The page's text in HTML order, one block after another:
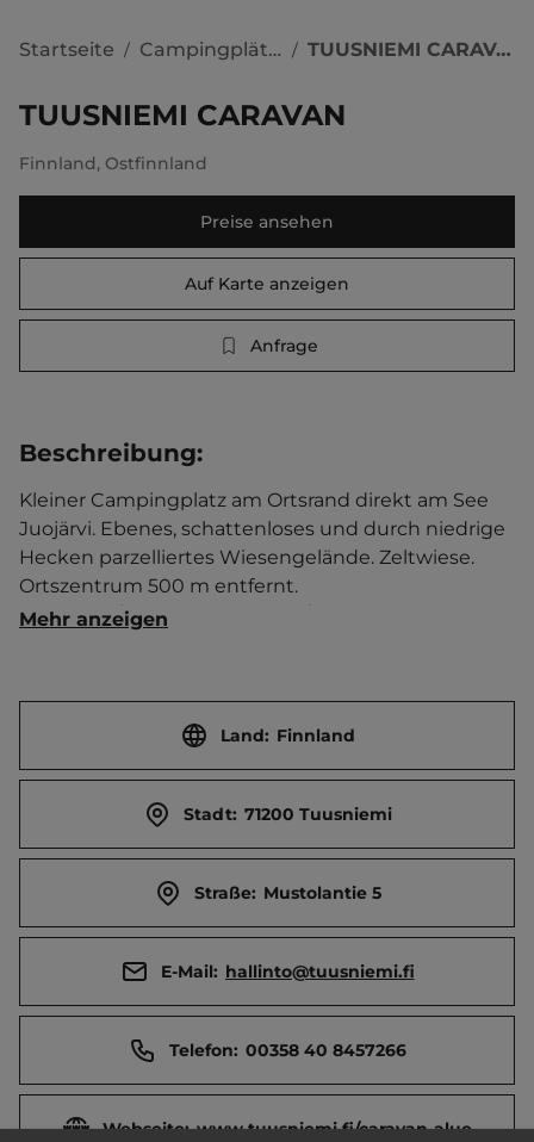
Startseite / Campingplätze / TUUSNIEMI CARAVAN
TUUSNIEMI CARAVAN
Finnland, Ostfinnland
Preise ansehen
Auf Karte anzeigen
Anfrage
Beschreibung:
Kleiner Campingplatz am Ortsrand direkt am See
Juojärvi. Ebenes, schattenloses und durch niedrige
Hecken parzelliertes Wiesengelände. Zeltwiese.
Ortszentrum 500 m entfernt.
Touristen-/Dauerstellplätze 25/0.
Mehr anzeigen
Land: Finnland
Stadt: 71200 Tuusniemi
Straße: Mustolantie 5
E-Mail: hallinto@tuusniemi.fi
Telefon: 00358 40 8457266
Webseite: www.tuusniemi.fi/caravan-alue